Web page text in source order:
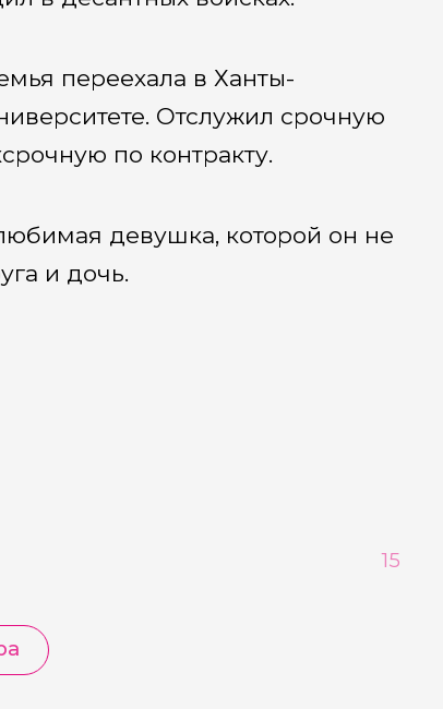
переехала в Ханты-
Отслужил срочную
по контракту.
девушка, которой он не
и дочь.
15